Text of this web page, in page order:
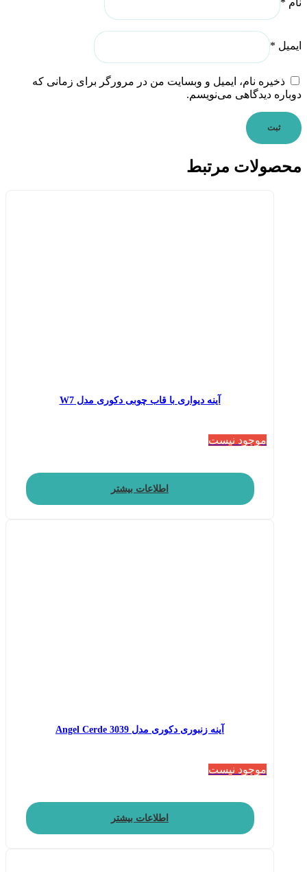
ایمیل *
ذخیره نام، ایمیل و وبسایت من در مرورگر برای زمانی که
دوباره دیدگاهی می‌نویسم.
محصولات مرتبط
آینه دیواری با قاب چوبی دکوری مدل W7
موجود نیست
اطلاعات بیشتر
آینه زنبوری دکوری مدل Angel Cerde 3039
موجود نیست
اطلاعات بیشتر